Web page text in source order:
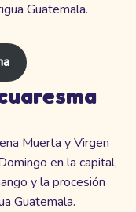
Guatemala.
Muerta y Virgen
en la capital,
y la procesión
Guatemala.